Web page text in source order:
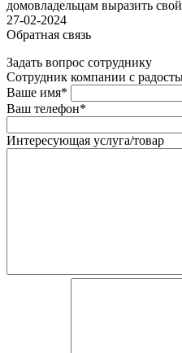
домовладельцам выразить
27-02-2024
Обратная связь
Задать вопрос сотруднику
Сотрудник компании с
Ваше имя*
Ваш телефон*
Интересующая услуга/товар